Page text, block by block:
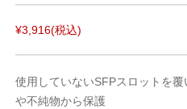
¥3,916(税込)
使用していないSFPスロットを
や不純物から保護